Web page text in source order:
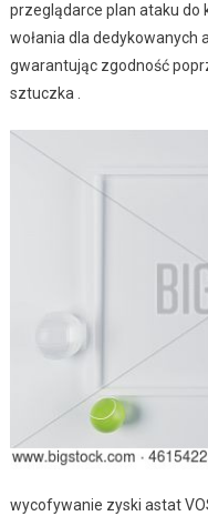
przeglądarce plan ataku
wołania dla dedykowanych
gwarantując zgodność
sztuczka .
wycofywanie zyski astat